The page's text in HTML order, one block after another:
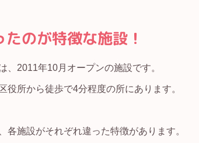
のが特徴な施設！
2011年10月オープンの施設です。
所から徒歩で4分程度の所にあります。
施設がそれぞれ違った特徴があります。